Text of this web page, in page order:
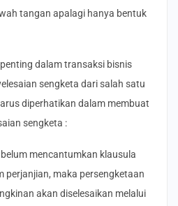
tangan apalagi hanya bentuk
dalam transaksi bisnis
sengketa dari salah satu
diperhatikan dalam membuat
sengketa :
mencantumkan klausula
perjanjian, maka persengketaan
akan diselesaikan melalui